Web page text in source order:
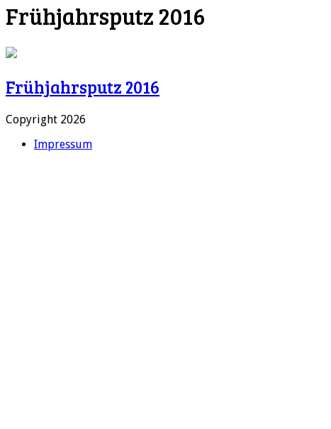
Frühjahrsputz 2016
Frühjahrsputz 2016
Copyright 2026
Impressum